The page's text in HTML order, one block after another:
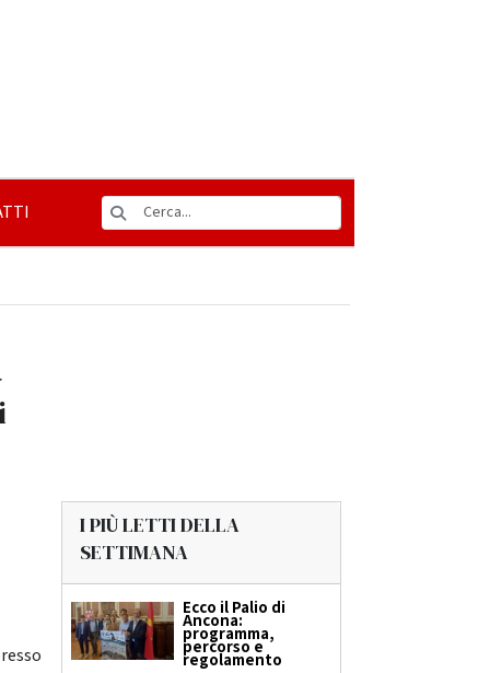
I PIÙ LETTI DELLA
SETTIMANA
Ecco il Palio di
Ancona:
programma,
percorso e
regolamento